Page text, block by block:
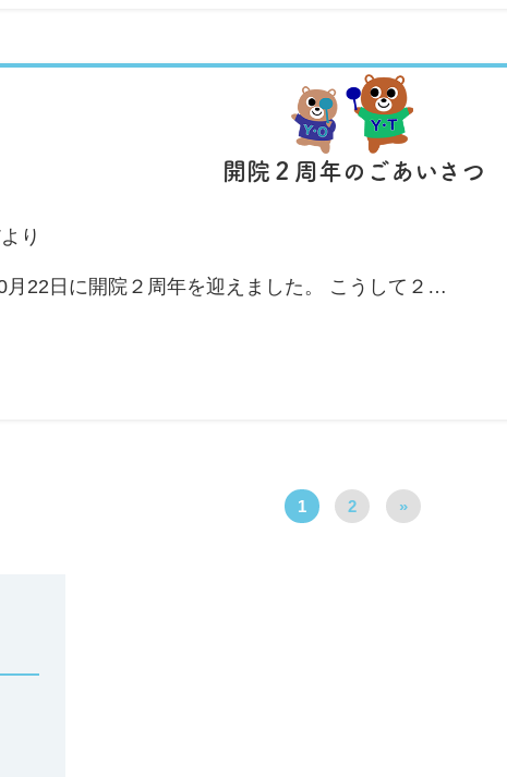
開院２周年のごあいさつ
り
22日に開院２周年を迎えました。 こうして２…
1 2 »